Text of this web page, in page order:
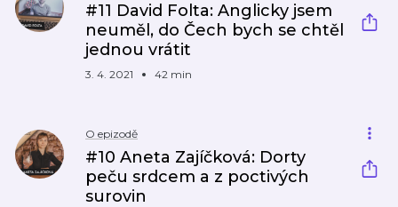
#11 David Folta: Anglicky jsem
neuměl, do Čech bych se chtěl
jednou vrátit
3. 4. 2021 42 min
O epizodě
#10 Aneta Zajíčková: Dorty
peču srdcem a z poctivých
surovin